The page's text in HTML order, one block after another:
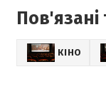
Пов'язані
КІНО